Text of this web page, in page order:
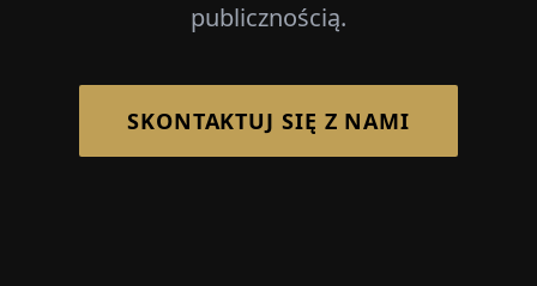
publicznością.
SKONTAKTUJ SIĘ Z NAMI